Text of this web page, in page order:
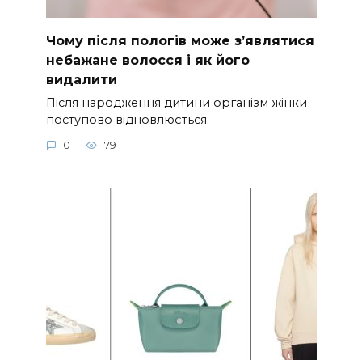
Чому після пологів може з’являтися
небажане волосся і як його
видалити
Після народження дитини організм жінки
поступово відновлюється.
0 79